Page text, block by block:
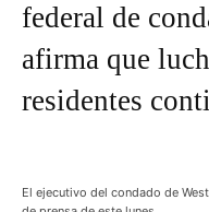
federal de
afirma que
residentes
El ejecutivo del condado de